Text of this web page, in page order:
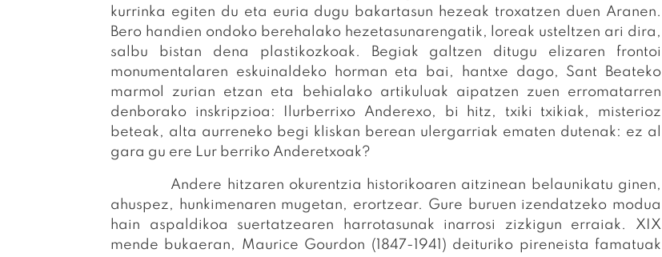
kurrinka egiten du eta euria dugu bakartasun hezeak troxatzen duen Aranen.
Bero handien ondoko berehalako hezetasunarengatik, loreak usteltzen ari dira,
salbu bistan dena plastikozkoak. Begiak galtzen ditugu elizaren frontoi
monumentalaren eskuinaldeko horman eta bai, hantxe dago, Sant Beateko
marmol zurian etzan eta behialako artikuluak aipatzen zuen erromatarren
denborako inskripzioa: Ilurberrixo Anderexo, bi hitz, txiki txikiak, misterioz
beteak, alta aurreneko begi kliskan berean ulergarriak ematen dutenak: ez al
gara gu ere Lur berriko Anderetxoak?
Andere hitzaren okurentzia historikoaren aitzinean belaunikatu ginen,
ahuspez, hunkimenaren mugetan, erortzear. Gure buruen izendatzeko modua
hain aspaldikoa suertatzearen harrotasunak inarrosi zizkigun erraiak. XIX
mende bukaeran, Maurice Gourdon (1847-1941) deituriko pireneista famatuak